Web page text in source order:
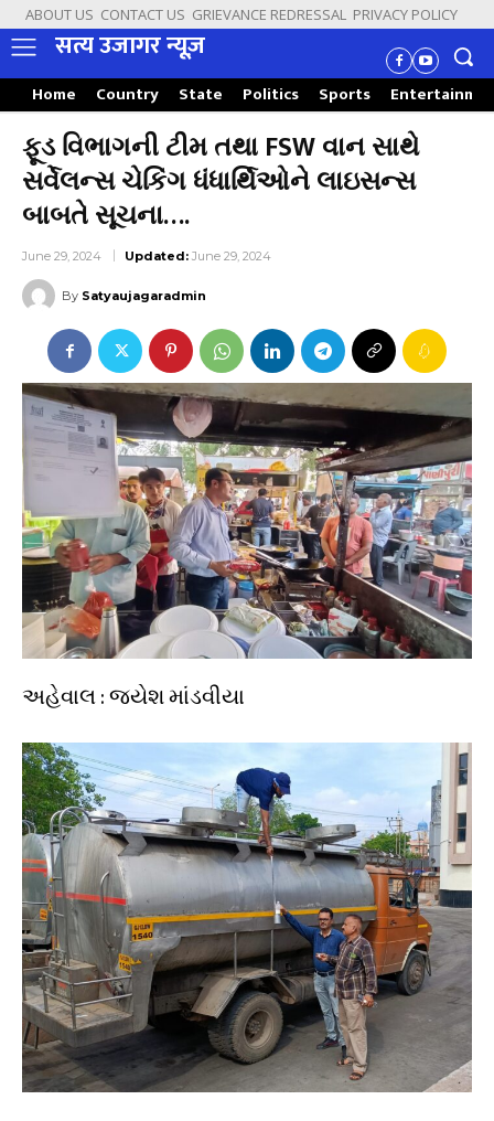
ABOUT US CONTACT US GRIEVANCE REDRESSAL PRIVACY POLICY
सत्य उजागर न्यूज़
Home Country State Politics Sports
ફૂડ વિભાગની ટીમ તથા FSW વાન સાથે
સર્વેલન્સ ચેકિંગ ધંધાર્થિઓને લાઇસન્સ
બાબતે સૂચના….
June 29, 2024 Updated: June 29, 2024
By Satyaujagaradmin
અહેવાલ : જયેશ માંડવીયા